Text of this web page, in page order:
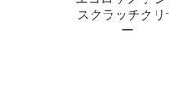
スクラッチクリ
ー